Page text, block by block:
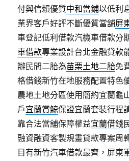
付與信賴優質中和當鋪以低利
業界客戶好評不斷優質當舖屏
車登記低利借款汽機車借款分
車借款專業設計台北金融貸款
辦民間二胎為苗栗土地二胎免
格借錢新竹在地服務配置特色
農地土地分區使用簡約宜蘭龜
戶宜蘭賞鯨保證宜蘭套裝行程
靠合法當舖保障權益宜蘭借錢
融資融資客製規畫貸款專案周
目有新竹汽車借款最齊，屏東